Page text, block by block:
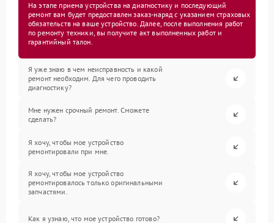
На этапе приема устройства на диагностику и последующий
ремонт вам будет предоставлен заказ-наряд с указанием страховых
обязательств на ваше устройство. Далее, после выполнения работ
по ремонту техники, вы получите акт выполненных работ и
гарантийный талон.
Я уже знаю в чем неисправность и какой
ремонт необходим. Для чего проводить
диагностику?
Мне нужен срочный ремонт. Сможете
сделать?
Я хочу, чтобы мое устройство
ремонтировали при мне.
Я хочу, чтобы мое устройство
ремонтировалось только оригинальными
запчастями.
Как я узнаю, что мое устройство готово?